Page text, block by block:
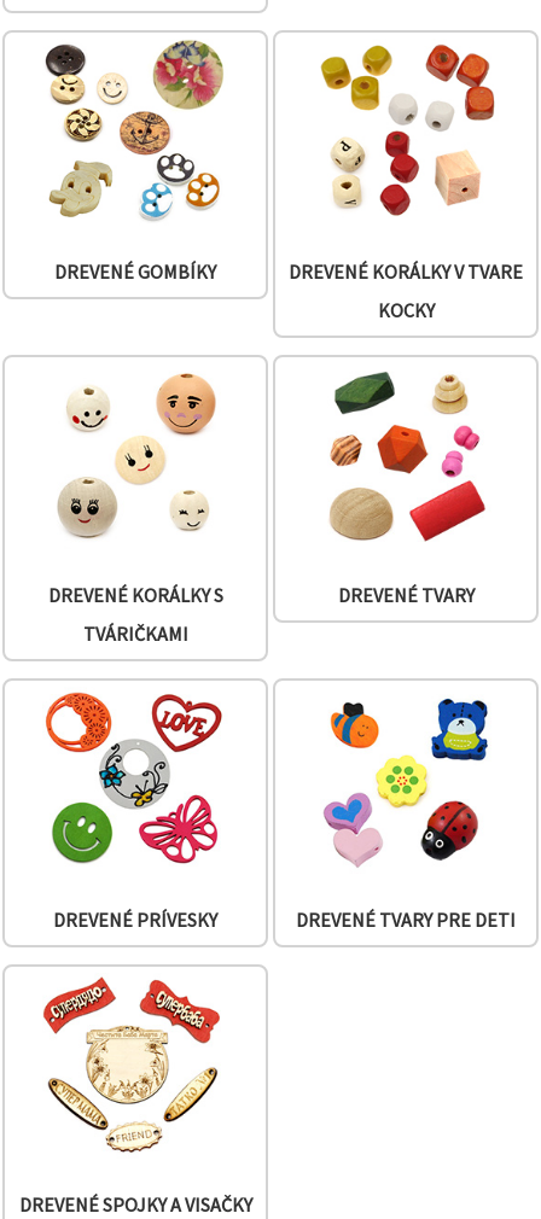
kliknutím
na tlačidlo
"Uložiť"
Prijať
všetko
Nastavenia
DREVENÉ GOMBÍKY
DREVENÉ KORÁLKY V TVARE
KOCKY
DREVENÉ KORÁLKY S
TVÁRIČKAMI
DREVENÉ TVARY
DREVENÉ PRÍVESKY DREVENÉ TVARY PRE DETI
DREVENÉ SPOJKY A VISAČKY